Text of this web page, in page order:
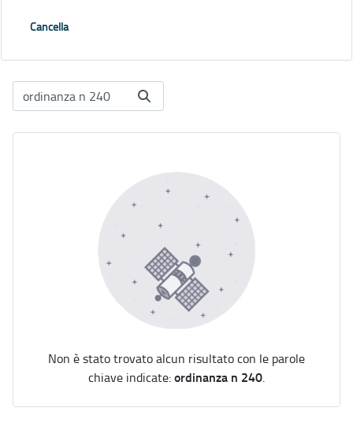
Cancella
Non è stato trovato alcun risultato con le parole
chiave indicate:ordinanza n 240.